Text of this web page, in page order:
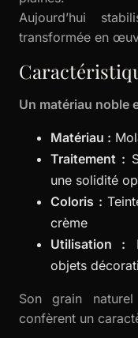
Aujourd’hui
transformée en
Un matériau noble
Matériau :
Traitement :
une solidité
Coloris :
crème
Utilisation :
objets
Son grain
confèrent un